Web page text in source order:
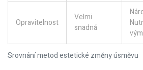
Srovnání metod estetické změny úsměvu
Opravitelnost
Velmi
snadná